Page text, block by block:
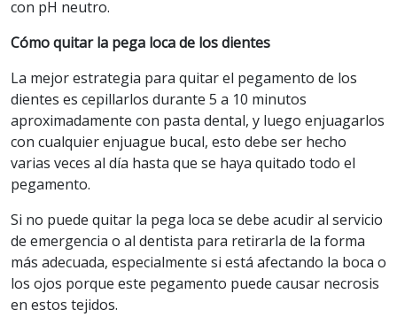
con pH neutro.
Cómo quitar la pega loca de los dientes
La mejor estrategia para quitar el pegamento de los
dientes es cepillarlos durante 5 a 10 minutos
aproximadamente con pasta dental, y luego enjuagarlos
con cualquier enjuague bucal, esto debe ser hecho
varias veces al día hasta que se haya quitado todo el
pegamento.
Si no puede quitar la pega loca se debe acudir al servicio
de emergencia o al dentista para retirarla de la forma
más adecuada, especialmente si está afectando la boca o
los ojos porque este pegamento puede causar necrosis
en estos tejidos.